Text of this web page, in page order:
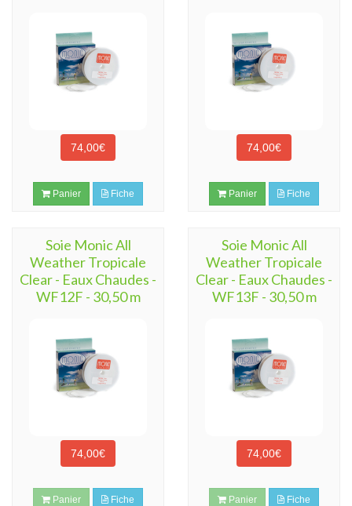
74,00€
Panier Fiche
74,00€
Panier Fiche
Soie Monic All
Weather Tropicale
Clear - Eaux Chaudes -
WF12F - 30,50 m
74,00€
Panier Fiche
Soie Monic All
Weather Tropicale
Clear - Eaux Chaudes -
WF13F - 30,50 m
74,00€
Panier Fiche